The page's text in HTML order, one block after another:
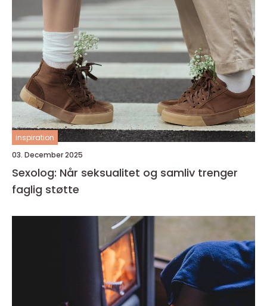
inspiration
03. December 2025
Sexolog: Når seksualitet og samliv trenger
faglig støtte